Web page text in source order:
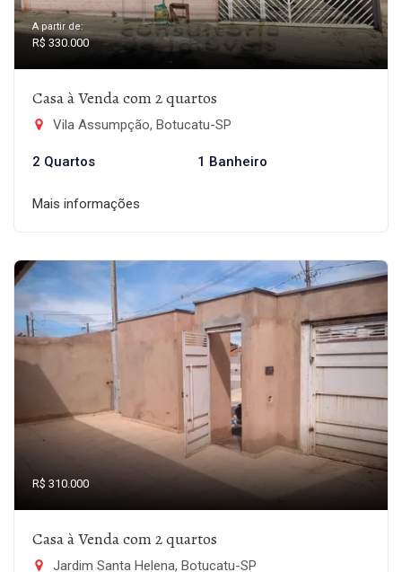
A partir de:
R$ 330.000
Casa à Venda com 2 quartos
Vila Assumpção, Botucatu-SP
2 Quartos 1 Banheiro
Mais informações
R$ 310.000
Casa à Venda com 2 quartos
Jardim Santa Helena, Botucatu-SP